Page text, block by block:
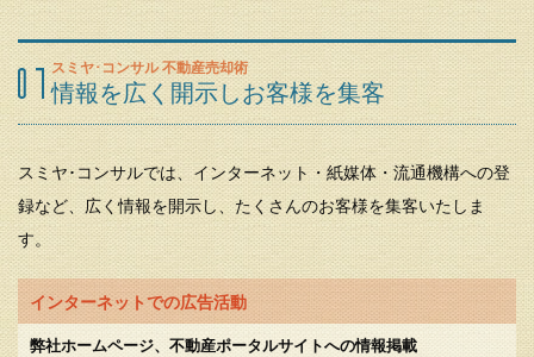
スミヤ･コンサル 不動産売却術
情報を広く開示しお客様を集客
スミヤ･コンサルでは、インターネット・紙媒体・流通機構への登
録など、広く情報を開示し、たくさんのお客様を集客いたしま
す。
インターネットでの広告活動
弊社ホームページ、不動産ポータルサイトへの情報掲載